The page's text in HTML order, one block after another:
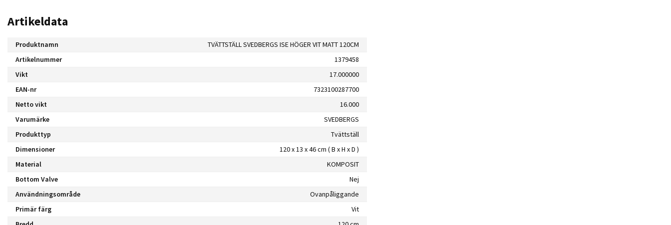
Artikeldata
Produktnamn
TVÄTTSTÄLL SVEDBERGS ISE HÖGER VIT MATT 120CM
Artikelnummer
1379458
Vikt
17.000000
EAN-nr
7323100287700
Netto vikt
16.000
Varumärke
SVEDBERGS
Produkttyp
Tvättställ
Dimensioner
120 x 13 x 46 cm ( B x H x D )
Material
KOMPOSIT
Bottom Valve
Nej
Användningsområde
Ovanpåliggande
Primär färg
Vit